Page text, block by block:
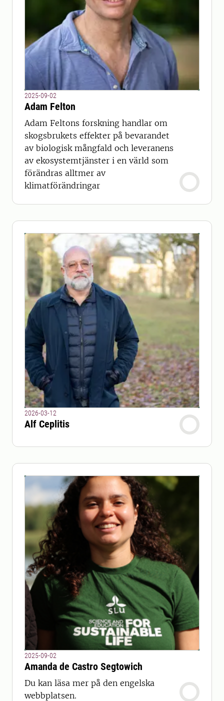
2025-09-02
Adam Felton
Adam Feltons forskning handlar om
skogsbrukets effekter på bevarandet
av biologisk mångfald och leveranens
av ekosystemtjänster i en värld som
förändras alltmer av
klimatförändringar
2026-03-12
Alf Ceplitis
2025-09-02
Amanda de Castro Segtowich
Du kan läsa mer på den engelska
webbplatsen.